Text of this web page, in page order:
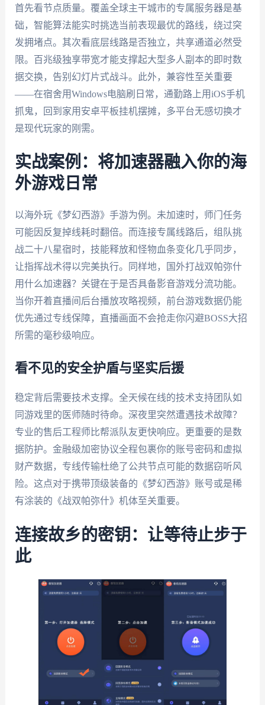
首先看节点质量。覆盖全球主干城市的专属服务器是基
础，智能算法能实时挑选当前表现最优的路线，绕过突
发拥堵点。其次看底层线路是否独立，共享通道必然受
限。百兆级独享带宽才能支撑起大型多人副本的即时数
据交换，告别幻灯片式战斗。此外，兼容性至关重要
——在宿舍用Windows电脑刷日常，通勤路上用iOS手机
抓鬼，回到家用安卓平板挂机摆摊，多平台无感切换才
是现代玩家的刚需。
实战案例：将加速器融入你的海
外游戏日常
以海外玩《梦幻西游》手游为例。未加速时，师门任务
可能因反复掉线耗时翻倍。而连接专属线路后，组队挑
战二十八星宿时，技能释放和怪物血条变化几乎同步，
让指挥战术得以完美执行。同样地，国外打战双帕弥什
用什么加速器？关键在于是否具备影音游戏分流功能。
当你开着直播间后台播放攻略视频，前台游戏数据仍能
优先通过专线保障，直播画面不会抢走你闪避BOSS大招
所需的毫秒级响应。
看不见的安全护盾与坚实后援
稳定背后需要技术支撑。全天候在线的技术支持团队如
同游戏里的医师随时待命。深夜里突然遭遇技术故障？
专业的售后工程师比帮派队友更快响应。更重要的是数
据防护。金融级加密协议全程包裹你的账号密码和虚拟
财产数据，专线传输杜绝了公共节点可能的数据窃听风
险。这点对于携带顶级装备的《梦幻西游》账号或是稀
有涂装的《战双帕弥什》机体至关重要。
连接故乡的密钥：让等待止步于
此